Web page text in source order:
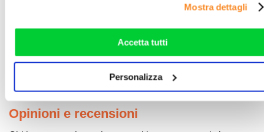
. Puoi liberamente
sul tasto "Accetta tutti”, selezionando le diverse categorie di
cookies o installando solo i cookie strettamente necessari.
Mostra dettagli
Accetta tutti
Personalizza
email:bancadipisa@bancadipisa.it
PEC:bancadipisa@pec.bancadipisa.it
Opinioni e recensioni